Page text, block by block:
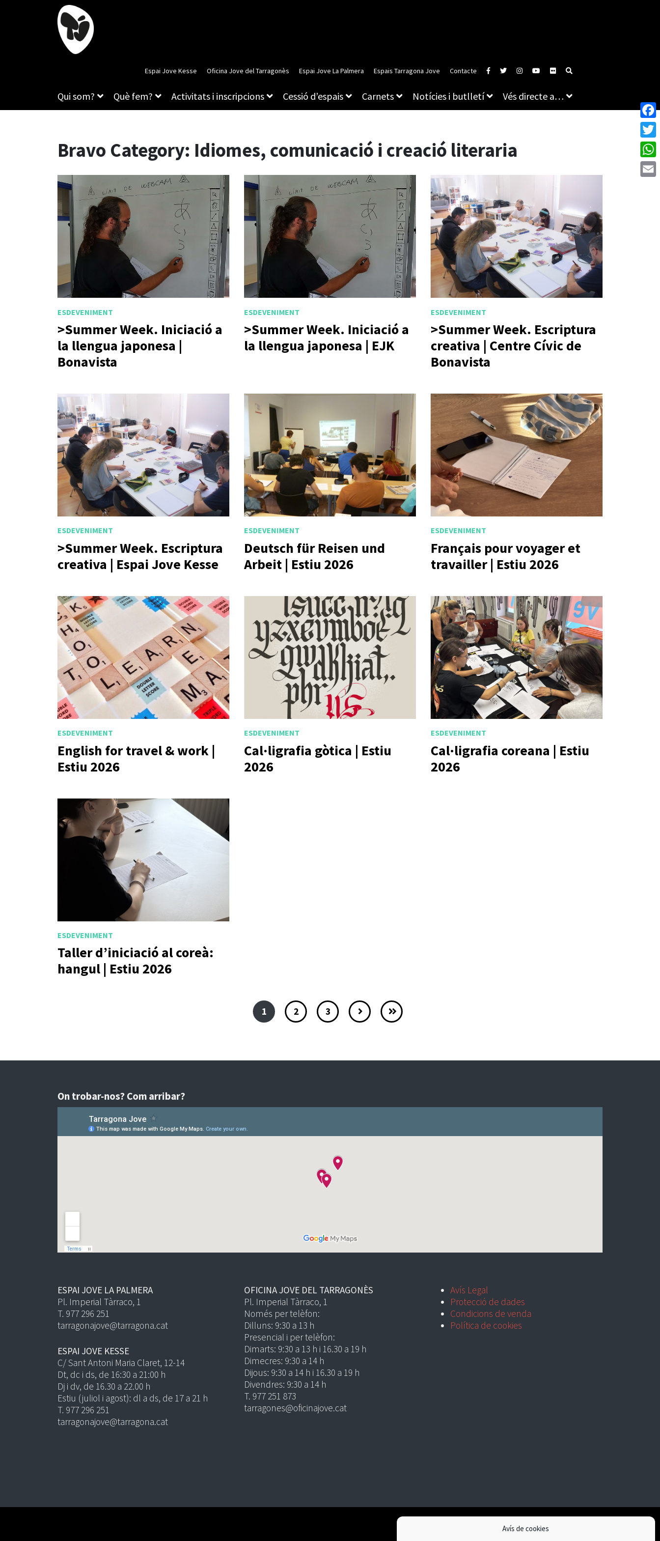
Avís de cookies
Espai Jove Kesse Oficina Jove del Tarragonès Espai Jove La Palmera Espais Tarragona Jove Contacte
Qui som? Què fem? Activitats i inscripcions Cessió d’espais Carnets Notícies i butlletí Vés directe a…
Bravo Category: Idiomes, comunicació i creació literaria
ESDEVENIMENT
>Summer Week. Iniciació a
la llengua japonesa |
Bonavista
ESDEVENIMENT
>Summer Week. Iniciació a
la llengua japonesa | EJK
ESDEVENIMENT
>Summer Week. Escriptura
creativa | Centre Cívic de
Bonavista
ESDEVENIMENT
>Summer Week. Escriptura
creativa | Espai Jove Kesse
ESDEVENIMENT
Deutsch für Reisen und
Arbeit | Estiu 2026
ESDEVENIMENT
Français pour voyager et
travailler | Estiu 2026
ESDEVENIMENT
English for travel & work |
Estiu 2026
ESDEVENIMENT
Cal·ligrafia gòtica | Estiu
2026
ESDEVENIMENT
Cal·ligrafia coreana | Estiu
2026
ESDEVENIMENT
Taller d’iniciació al coreà:
hangul | Estiu 2026
1 2 3
On trobar-nos? Com arribar?
ESPAI JOVE LA PALMERA
Pl. Imperial Tàrraco, 1
T. 977 296 251
tarragonajove@tarragona.cat
ESPAI JOVE KESSE
C/ Sant Antoni Maria Claret, 12-14
Dt, dc i ds, de 16:30 a 21:00 h
Dj i dv, de 16.30 a 22.00 h
Estiu (juliol i agost): dl a ds, de 17 a 21 h
T. 977 296 251
tarragonajove@tarragona.cat
OFICINA JOVE DEL TARRAGONÈS
Pl. Imperial Tàrraco, 1
Només per telèfon:
Dilluns: 9:30 a 13 h
Presencial i per telèfon:
Dimarts: 9:30 a 13 h i 16.30 a 19 h
Dimecres: 9:30 a 14 h
Dijous: 9:30 a 14 h i 16.30 a 19 h
Divendres: 9:30 a 14 h
T. 977 251 873
tarragones@oficinajove.cat
Avís Legal
Protecció de dades
Condicions de venda
Política de cookies